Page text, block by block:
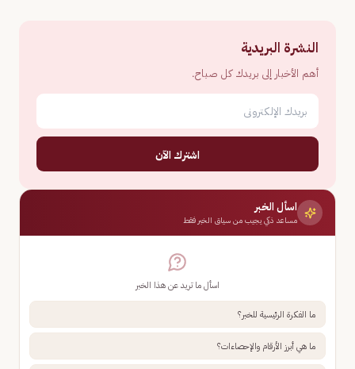
النشرة البريدية
أهم الأخبار إلى بريدك كل صباح.
اشترك الآن
اسأل الخبر
مساعد ذكي يجيب من سياق الخبر فقط
اسأل ما تريد عن هذا الخبر
ما الفكرة الرئيسية للخبر؟
ما هي أبرز الأرقام والإحصاءات؟